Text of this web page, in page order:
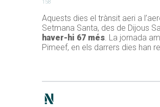
158
Aquests dies el trànsit aeri a
Setmana Santa, des de Dijous
haver-hi 67 més. La jornada
Pimeef, en els darrers dies han